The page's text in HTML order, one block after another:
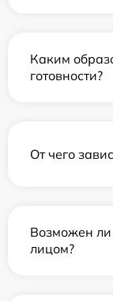
Каким
готовности?
От чего
Возможен ли
лицом?